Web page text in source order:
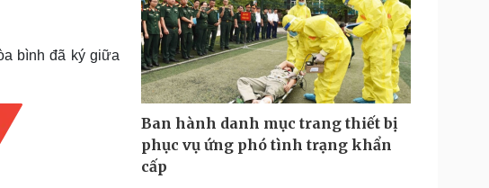
Thông tin doanh nghiệp
Doanh nghiệp 24h
Doanh nhân
Vì cộng đồng
Sành điệu
Tin Công nghệ
Trải nghiệm
Chuyển đổi số
Podcast
Câu chuyện thời sự
bình đã ký giữa
Ban hành danh mục trang thiết bị
phục vụ ứng phó tình trạng khẩn
cấp